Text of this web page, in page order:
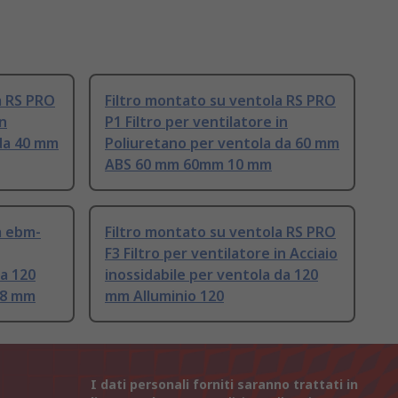
PRO
40 mm
Filtro montato su ventola RS PRO
P1 Filtro per ventilatore in
Poliuretano per ventola da 60 mm
ABS 60 mm 60mm 10 mm
120
mm
Filtro montato su ventola RS PRO
F3 Filtro per ventilatore in Acciaio
inossidabile per ventola da 120
mm Alluminio 120
I dati personali forniti saranno trattati in